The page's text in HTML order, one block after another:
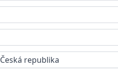
Česká republika